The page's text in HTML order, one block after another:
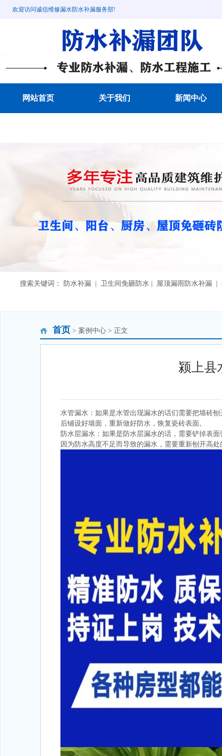
欢迎访问诚信维修漏水防水补漏服务部!
网站首页 关于我们 新闻中心
搜索关键词： 防水补漏 | 卫生间免砸防水 | 屋顶漏雨防水补漏
首页 > 案例中心 > 正文
颍上县
水管漏水：如果是水管出现漏水的话们需要把墙砖
后铺设好墙面，重新做好防水，恢复瓷砖表面。
防水层漏水：如果是防水层漏水的话，需要铲掉表
因为防水高度不足而导致的漏水，需要重新刨开高